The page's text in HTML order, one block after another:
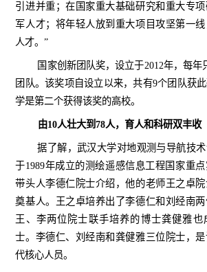
引进并重；在国家重大基础研究和重大专
军人才；将年轻人放到重大项目攻坚第一
人才。”
国家创新团队奖，设立于2012年，每年
团队。该奖项自设立以来，共有9个团队获
学是第二个获得该奖的高校。
由10人壮大到78人，育人和科研双丰收
据了解，武汉大学对地观测与导航技
于1989年成立的测绘遥感信息工程国家重
带头人李德仁院士介绍，他的老师王之卓
奠基人。王之卓培养出了李德仁和刘经南
王、李两位院士联手培养的博士龚健雅也
士。李德仁、刘经南和龚健雅三位院士，
代核心人员。